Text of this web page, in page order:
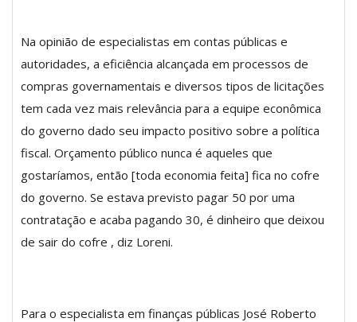
Na opinião de especialistas em contas públicas e
autoridades, a eficiência alcançada em processos de
compras governamentais e diversos tipos de licitações
tem cada vez mais relevância para a equipe econômica
do governo dado seu impacto positivo sobre a política
fiscal. Orçamento público nunca é aqueles que
gostaríamos, então [toda economia feita] fica no cofre
do governo. Se estava previsto pagar 50 por uma
contratação e acaba pagando 30, é dinheiro que deixou
de sair do cofre , diz Loreni.
Para o especialista em finanças públicas José Roberto